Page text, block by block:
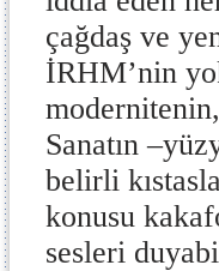
çağdaş ve
İRHM’nin
Sanatın
belirli
konusu
sesleri